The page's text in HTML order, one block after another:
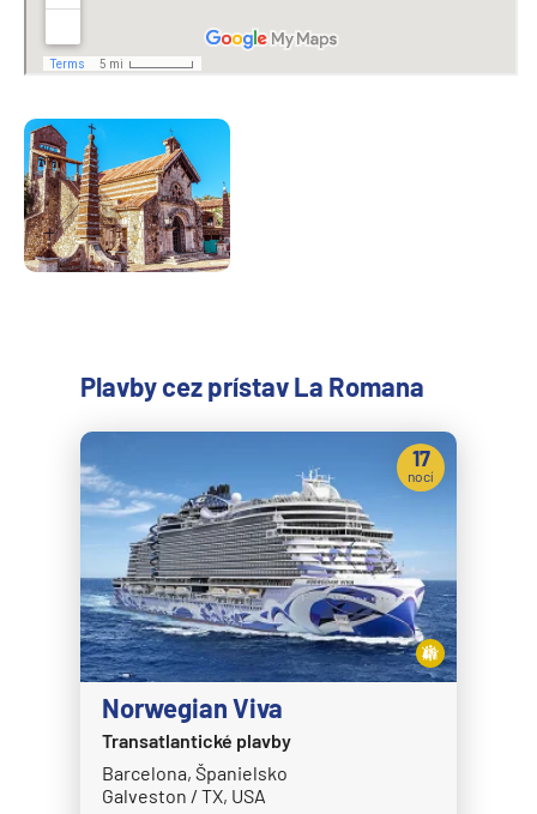
Plavby cez prístav La Romana
Norwegian Viva
Transatlantické plavby
Barcelona, Španielsko
Galveston / TX, USA
17
nocí